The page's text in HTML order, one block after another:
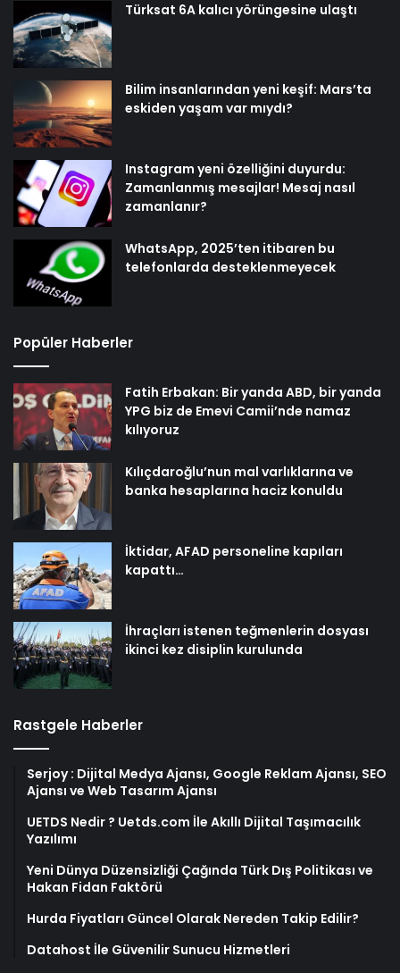
Türksat 6A kalıcı yörüngesine ulaştı
Bilim insanlarından yeni keşif: Mars’ta
eskiden yaşam var mıydı?
Instagram yeni özelliğini duyurdu:
Zamanlanmış mesajlar! Mesaj nasıl
zamanlanır?
WhatsApp, 2025’ten itibaren bu
telefonlarda desteklenmeyecek
Popüler Haberler
Fatih Erbakan: Bir yanda ABD, bir yanda
YPG biz de Emevi Camii’nde namaz
kılıyoruz
Kılıçdaroğlu’nun mal varlıklarına ve
banka hesaplarına haciz konuldu
İktidar, AFAD personeline kapıları
kapattı…
İhraçları istenen teğmenlerin dosyası
ikinci kez disiplin kurulunda
Rastgele Haberler
Serjoy : Dijital Medya Ajansı, Google Reklam Ajansı, SEO
Ajansı ve Web Tasarım Ajansı
UETDS Nedir ? Uetds.com İle Akıllı Dijital Taşımacılık
Yazılımı
Yeni Dünya Düzensizliği Çağında Türk Dış Politikası ve
Hakan Fidan Faktörü
Hurda Fiyatları Güncel Olarak Nereden Takip Edilir?
Datahost İle Güvenilir Sunucu Hizmetleri